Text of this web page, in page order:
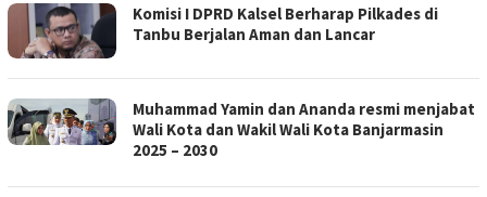
Komisi I DPRD Kalsel Berharap Pilkades di
Tanbu Berjalan Aman dan Lancar
Muhammad Yamin dan Ananda resmi menjabat
Wali Kota dan Wakil Wali Kota Banjarmasin
2025 – 2030